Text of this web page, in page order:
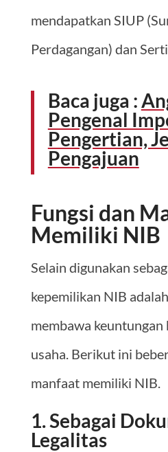
mendapatkan SIUP
Perdagangan) dan
Baca juga :
Pengenal
Pengertian,
Pengajuan
Fungsi dan
Memiliki NIB
Selain digunakan
kepemilikan NIB
membawa
usaha. Berikut ini
manfaat memiliki NIB.
1. Sebagai
Legalitas